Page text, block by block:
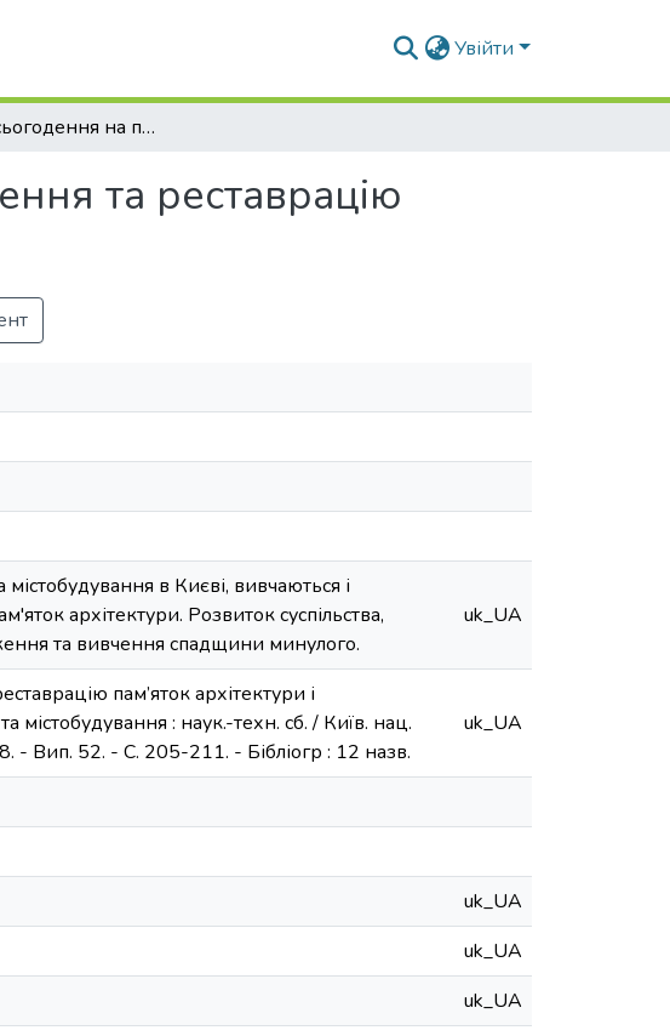
Увійти
Погляд сьогодення на проблеми збереження та реставрацію пам’яток архітектури і містобудування
та реставрацію
в Києві, вивчаються і
архітектури. Розвиток суспільства,
та вивчення спадщини минулого.
uk_UA
пам’яток архітектури і
містобудування : наук.-техн. сб. / Київ. нац.
- Вип. 52. - С. 205-211. - Бібліогр : 12 назв.
uk_UA
uk_UA
uk_UA
uk_UA